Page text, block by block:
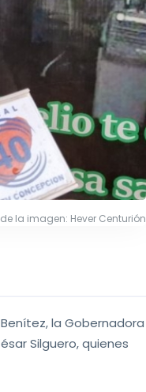
la imagen: Hever Centurión
la Gobernadora
Silguero, quienes